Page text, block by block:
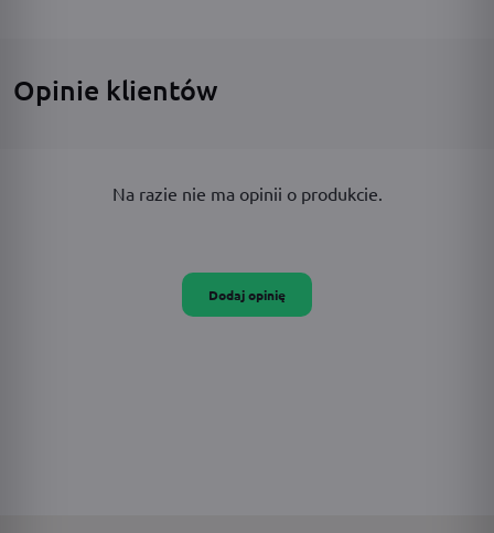
Opinie klientów
Na razie nie ma opinii o produkcie.
Dodaj opinię